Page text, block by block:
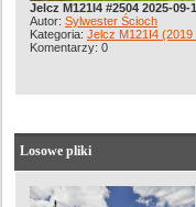
Jelcz M121I4 #2504 2025-09-
Autor: Sylwester Ścioch
Kategoria: Jelcz M121I4 (2019
Komentarzy: 0
Losowe pliki